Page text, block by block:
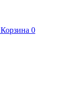
Корзина 0